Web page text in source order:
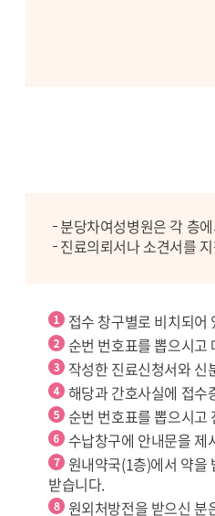
분당차여성병원은 각 층
진료의뢰서나 소견서를
접수 창구별로 비치되
순번 번호표를 뽑으시고
작성한 진료신청서와
해당과 간호사실에 접수
순번 번호표를 뽑으시고
수납창구에 안내문을 제
원내약국(1층)에서 약을
받습니다.
원외처방전을 받으신 분